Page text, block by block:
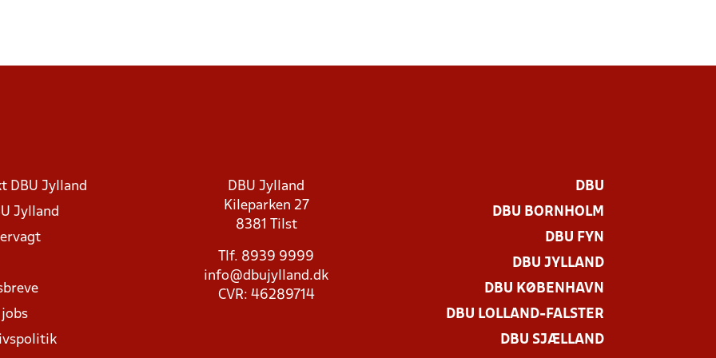
DBU Jylland
Jylland
jobs
DBU Jylland
Kileparken 27
8381 Tilst
Tlf. 8939 9999
info@dbujylland.dk
CVR: 46289714
DBU
DBU BORNHOLM
DBU FYN
DBU JYLLAND
DBU KØBENHAVN
DBU LOLLAND-FALSTER
DBU SJÆLLAND